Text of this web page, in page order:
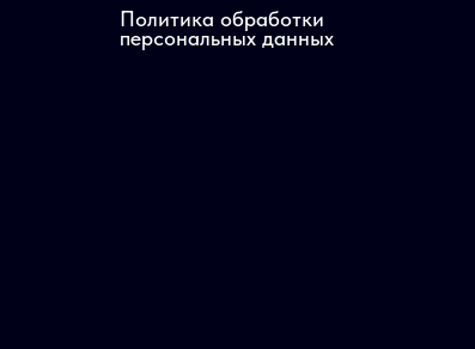
Политика обработки
персональных данных